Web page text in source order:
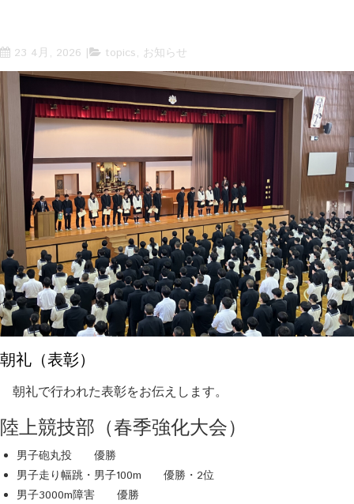
23 4月, 2026 topics, お知らせ
朝礼（表彰）
朝礼で行われた表彰をお伝えします。
陸上競技部（春季強化大会）
男子砲丸投 優勝
男子走り幅跳・男子100m 優勝・2位
男子3000m障害 優勝